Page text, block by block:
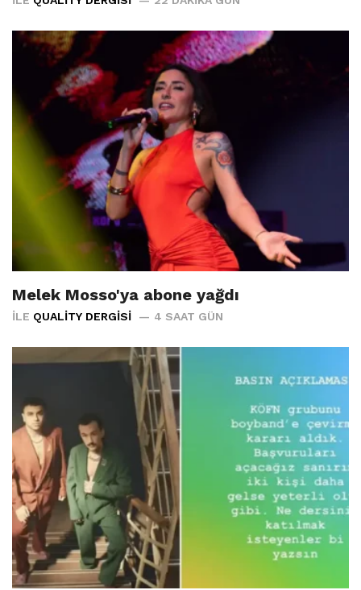
Melek Mosso'ya abone yağdı
İLE QUALITY DERGISI 4 SAAT GÜN